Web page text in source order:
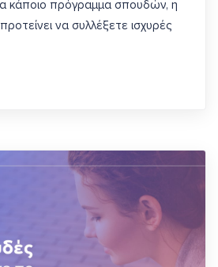
κάποιο πρόγραμμα σπουδών, η
να συλλέξετε ισχυρές